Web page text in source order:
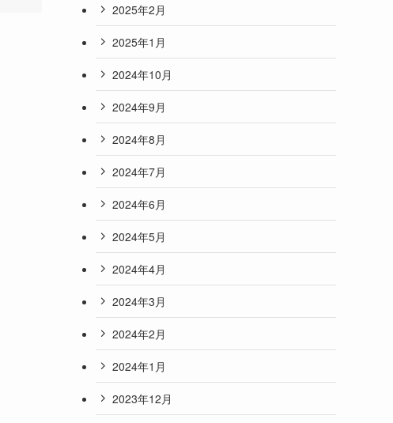
2025年2月
2025年1月
2024年10月
2024年9月
2024年8月
2024年7月
2024年6月
2024年5月
2024年4月
2024年3月
2024年2月
2024年1月
2023年12月